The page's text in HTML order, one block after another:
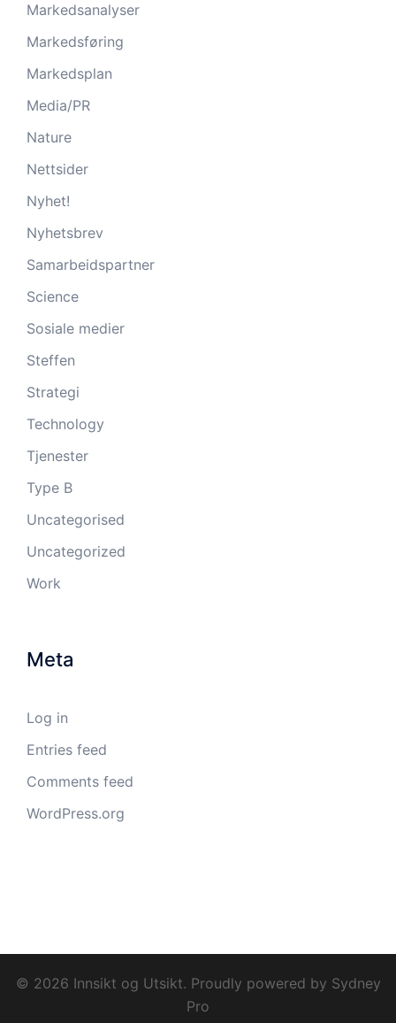
Markedsanalyser
Markedsføring
Markedsplan
Media/PR
Nature
Nettsider
Nyhet!
Nyhetsbrev
Samarbeidspartner
Science
Sosiale medier
Steffen
Strategi
Technology
Tjenester
Type B
Uncategorised
Uncategorized
Work
Meta
Log in
Entries feed
Comments feed
WordPress.org
© 2026 Innsikt og Utsikt. Proudly powered by Sydney
Pro